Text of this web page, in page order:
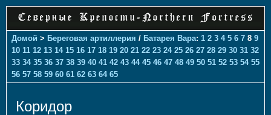
Домой > Береговая артиллерия / Батарея Вара: 1 2 3 4 5 6 7 8 9
10 11 12 13 14 15 16 17 18 19 20 21 22 23 24 25 26 27 28 29 30 31 32
33 34 35 36 37 38 39 40 41 42 43 44 45 46 47 48 49 50 51 52 53 54 55
56 57 58 59 60 61 62 63 64 65
Коридор